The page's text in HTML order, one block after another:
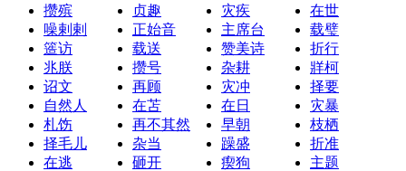
攒殡
贞趣 灾疾
在世
噪剌剌
正始音 主席台
载璧
簉访
载送 赞美诗
折行
兆朕
攒号 杂耕
牂柯
诏文
再顾 灾冲
择要
自然人
在苫 在日
灾暴
札饬
再不其然 早朝
枝栖
择毛儿
杂当 躁盛
折准
在逃
砸开 瘈狗
主题